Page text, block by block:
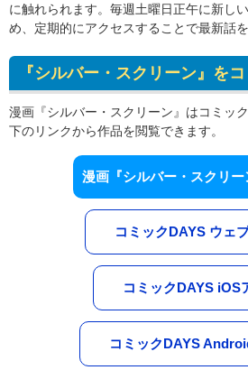
に触れられます。毎週土曜日正午に新し
め、定期的にアクセスすることで最新話
『シルバー・スクリーン』を
漫画『シルバー・スクリーン』はコミッ
下のリンクから作品を閲覧できます。
漫画『シルバー・スクリー
コミックDAYS ウェ
コミックDAYS iOS
コミックDAYS